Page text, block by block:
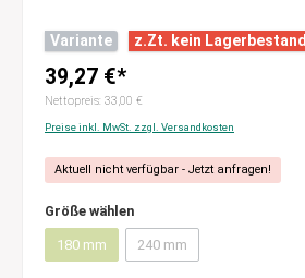
Variante z.Zt. kein Lagerbestand
39,27 €*
Nettopreis: 33,00 €
Preise inkl. MwSt. zzgl. Versandkosten
Aktuell nicht verfügbar - Jetzt anfragen!
Größe wählen
180 mm 240 mm